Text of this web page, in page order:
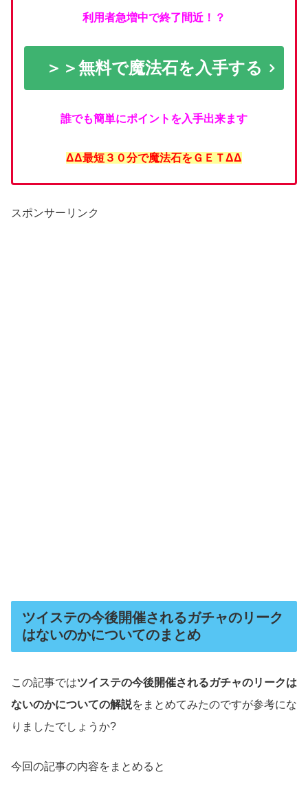
利用者急増中で終了間近！？
＞＞無料で魔法石を入手する
誰でも簡単にポイントを入手出来ます
ΔΔ最短３０分で魔法石をＧＥＴΔΔ
スポンサーリンク
ツイステの今後開催されるガチャのリーク
はないのかについてのまとめ
この記事ではツイステの今後開催されるガチャのリークは
ないのかについての解説をまとめてみたのですが参考にな
りましたでしょうか?
今回の記事の内容をまとめると